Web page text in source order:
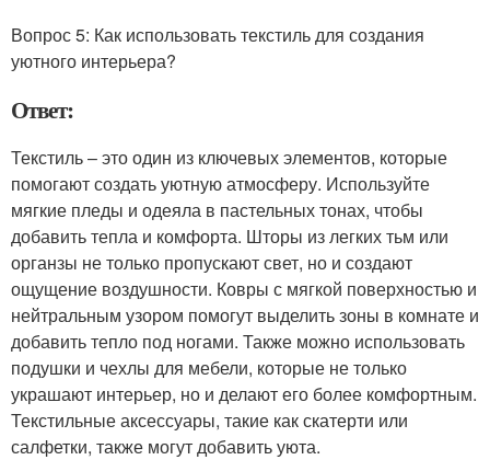
Вопрос 5: Как использовать текстиль для создания
уютного интерьера?
Ответ:
Текстиль – это один из ключевых элементов, которые
помогают создать уютную атмосферу. Используйте
мягкие пледы и одеяла в пастельных тонах, чтобы
добавить тепла и комфорта. Шторы из легких тьм или
органзы не только пропускают свет, но и создают
ощущение воздушности. Ковры с мягкой поверхностью и
нейтральным узором помогут выделить зоны в комнате и
добавить тепло под ногами. Также можно использовать
подушки и чехлы для мебели, которые не только
украшают интерьер, но и делают его более комфортным.
Текстильные аксессуары, такие как скатерти или
салфетки, также могут добавить уюта.